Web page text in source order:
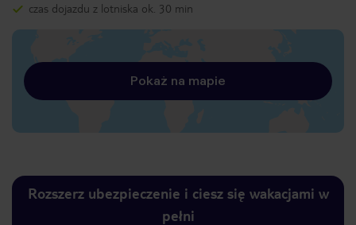
czas dojazdu z lotniska ok. 30 min
Pokaż na mapie
Rozszerz ubezpieczenie i ciesz się wakacjami w
pełni